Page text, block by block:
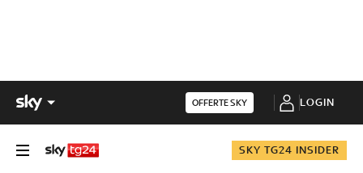
OFFERTE SKY LOGIN
SKY TG24 INSIDER